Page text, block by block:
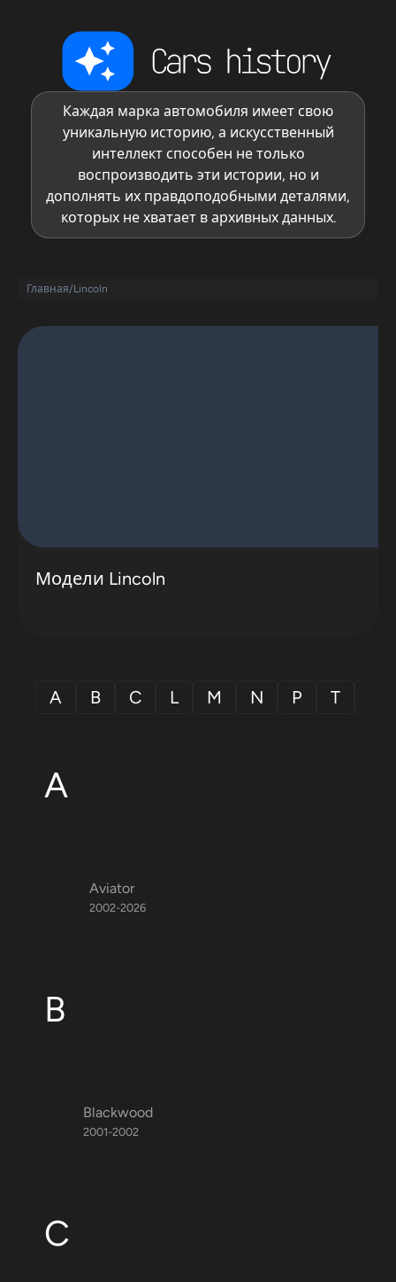
Каждая марка автомобиля имеет свою
уникальную историю, а искусственный
интеллект способен не только
воспроизводить эти истории, но и
дополнять их правдоподобными деталями,
которых не хватает в архивных данных.
Главная/Lincoln
Модели Lincoln
A B C L M N P T
A
Aviator
2002-2026
B
Blackwood
2001-2002
C